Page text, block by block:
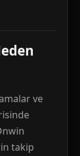
ve
takip